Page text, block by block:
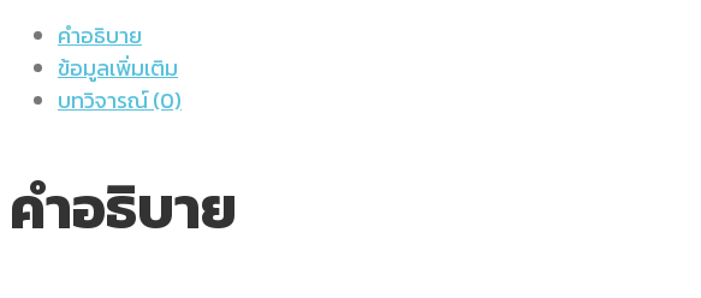
คำอธิบาย
ข้อมูลเพิ่มเติม
บทวิจารณ์ (0)
คำอธิบาย